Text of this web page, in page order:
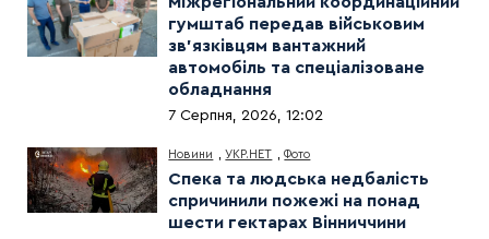
гумштаб передав військовим
зв’язківцям вантажний
автомобіль та спеціалізоване
обладнання
7 Серпня, 2026, 12:02
Новини ,УКР.НЕТ ,Фото
Спека та людська недбалість
спричинили пожежі на понад
шести гектарах Вінниччини